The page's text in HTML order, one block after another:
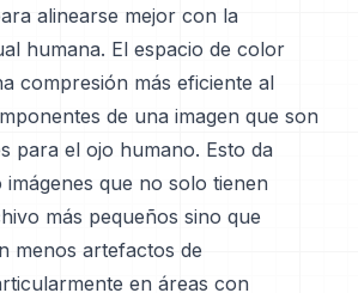
alinearse mejor con la
humana. El espacio de color
compresión más eficiente al
de una imagen que son
para el ojo humano. Esto da
que no solo tienen
más pequeños sino que
menos artefactos de
en áreas con